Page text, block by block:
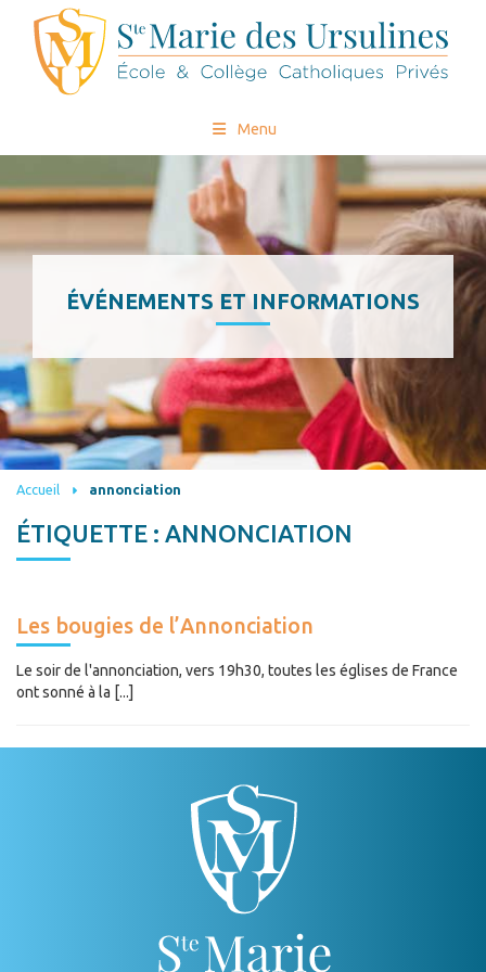
Menu
ÉVÉNEMENTS ET INFORMATIONS
Accueil annonciation
ÉTIQUETTE : ANNONCIATION
Les bougies de l’Annonciation
Le soir de l'annonciation, vers 19h30, toutes les églises de France
ont sonné à la [...]